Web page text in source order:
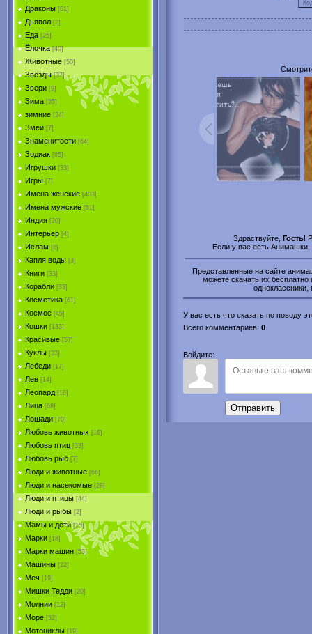
Драконы [61]
Дьявол [2]
Еда [25]
Ёлочка [40]
Животные [50]
Звёзды [37]
Звери [9]
Зима [55]
зимние [24]
Змеи [7]
Знаменитости [64]
Зодиак [95]
Игрушки [33]
Игры [7]
Имена женские [403]
Имена мужские [51]
Индия [20]
Интерьер [4]
Ислам [8]
Капля воды [3]
Книги [33]
Корабли [33]
Косметика [61]
Космос [45]
Кошки [133]
Красивые [57]
Куклы [33]
Лебеди [17]
Лев [14]
Леопард [16]
Лица [68]
Лошади [70]
Любовь животных [16]
Любовь птиц [33]
Любовь рыб [7]
Люди и животные [66]
Люди и насекомые [28]
Люди и птицы [44]
Люди и рыбы [2]
Мамы и дети [15]
Марки [18]
Марки машин [53]
Машины [22]
Меч [19]
Мишки Тедди [20]
Молнии [12]
Море [52]
Мотоциклы [19]
Здраствуйте, Гость!
Если у вас есть
Представленные на сайте
можете скачать их бесплатно
одноклассники,
У вас есть что сказать по поводу
Всего комментариев: 0
Войдите:
Отправить